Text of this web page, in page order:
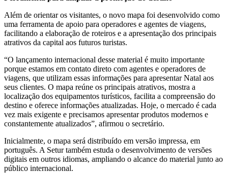
Além de orientar os visitantes, o novo mapa foi desenvolvido como
uma ferramenta de apoio para operadores e agentes de viagens,
facilitando a elaboração de roteiros e a apresentação dos principais
atrativos da capital aos futuros turistas.
“O lançamento internacional desse material é muito importante
porque estamos em contato direto com agentes e operadores de
viagens, que utilizam essas informações para apresentar Natal aos
seus clientes. O mapa reúne os principais atrativos, mostra a
localização dos equipamentos turísticos, facilita a compreensão do
destino e oferece informações atualizadas. Hoje, o mercado é cada
vez mais exigente e precisamos apresentar produtos modernos e
constantemente atualizados”, afirmou o secretário.
Inicialmente, o mapa será distribuído em versão impressa, em
português. A Setur também estuda o desenvolvimento de versões
digitais em outros idiomas, ampliando o alcance do material junto ao
público internacional.